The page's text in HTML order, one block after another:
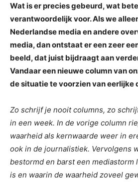
Wat is er precies gebeurd, wat
verantwoordelijk voor. Als we
Nederlandse media en andere
media, dan ontstaat er een zeer
beeld, dat juist bijdraagt aan
Vandaar een nieuwe column van
de situatie te voorzien van eerlijke
Zo schrijf je nooit columns, zo
in een week. In de vorige column
waarheid als kernwaarde weer in
ook in de journalistiek. Vervolgens
bestormd en barst een mediastorm
is en waarin de waarheid zoveel